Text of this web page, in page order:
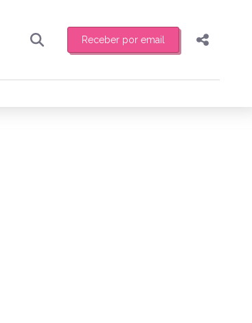
Receber por email
feira de manhã o resumo
Compartilhar